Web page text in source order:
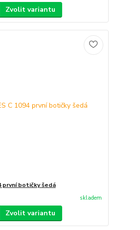
Zvolit variantu
první botičky šedá
skladem
Zvolit variantu